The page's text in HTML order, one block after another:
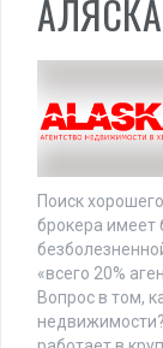
Поиск
брокера имеет
«всего 20%
Вопрос в том,